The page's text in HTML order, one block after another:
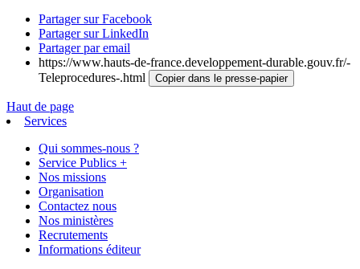
Partager sur Facebook
Partager sur LinkedIn
Partager par email
https://www.hauts-de-france.developpement-durable.gouv.fr/-
Teleprocedures-.html
Copier dans le presse-papier
Haut de page
Services
Qui sommes-nous ?
Service Publics +
Nos missions
Organisation
Contactez nous
Nos ministères
Recrutements
Informations éditeur